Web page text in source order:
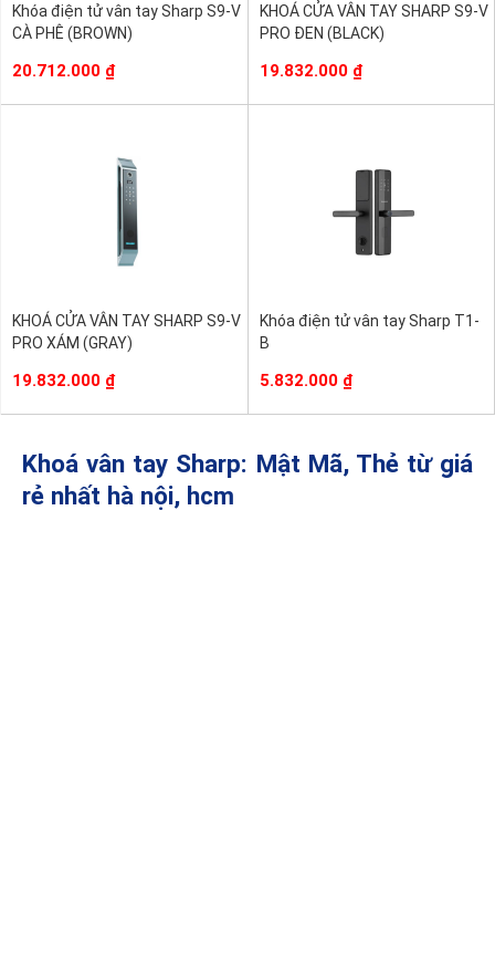
Khóa điện tử vân tay Sharp S9-V
CÀ PHÊ (BROWN)
20.712.000 ₫
KHOÁ CỬA VÂN TAY SHARP S9-V
PRO ĐEN (BLACK)
19.832.000 ₫
KHOÁ CỬA VÂN TAY SHARP S9-V
PRO XÁM (GRAY)
19.832.000 ₫
Khóa điện tử vân tay Sharp T1-
B
5.832.000 ₫
Khoá vân tay Sharp: Mật Mã, Thẻ từ giá
rẻ nhất hà nội, hcm